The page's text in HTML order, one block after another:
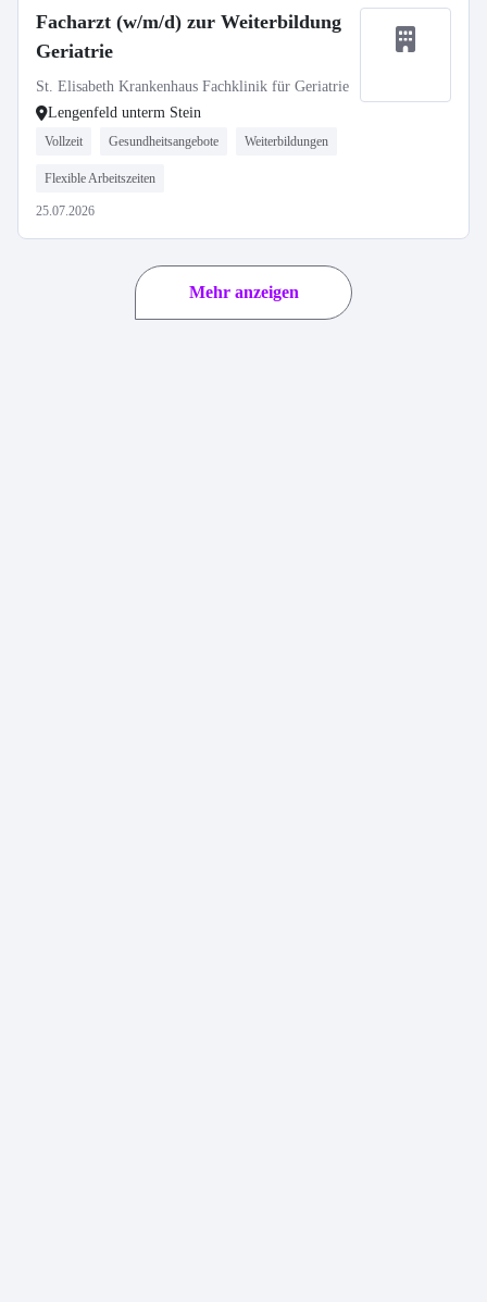
Facharzt (w/m/d) zur Weiterbildung
Geriatrie
St. Elisabeth Krankenhaus Fachklinik für Geriatrie
Lengenfeld unterm Stein
Vollzeit Gesundheitsangebote Weiterbildungen
Flexible Arbeitszeiten
25.07.2026
Mehr anzeigen